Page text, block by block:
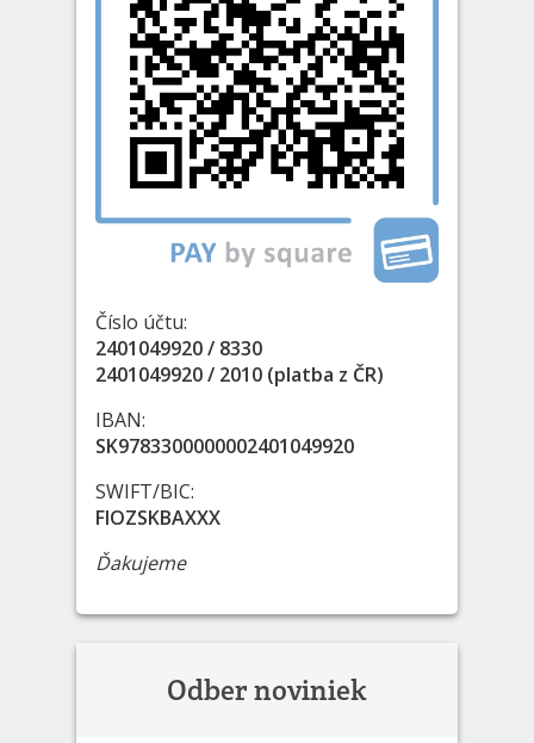
Číslo účtu:
2401049920 / 8330
2401049920 / 2010 (platba z ČR)
IBAN:
SK9783300000002401049920
SWIFT/BIC:
FIOZSKBAXXX
Ďakujeme
Odber noviniek